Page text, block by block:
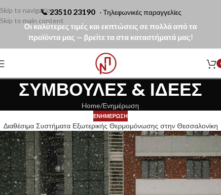
📞23510 23190 · Τηλεφωνικές παραγγελίες
Οι καλύτερες τιμές και εκπτώσεις σε πολλά από τα
προϊόντα μας — βρείτε τα στα καταστήματά μας!
Skip to navigation
Skip to main content
ΣΥΜΒΟΥΛΈΣ & ΙΔΈΕΣ
Home Ενημέρωση
ΕΝΗΜΈΡΩΣΗ
Διαθέσιμα Συστήματα Εξωτερικής Θερμομόνωσης στην Θεσσαλονίκη